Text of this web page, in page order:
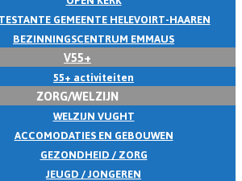
GEMEENTE HELEVOIRT-HAAREN
BEZINNINGSCENTRUM EMMAUS
V55+
55+ activiteiten
ZORG/WELZIJN
WELZIJN VUGHT
ACCOMODATIES EN GEBOUWEN
GEZONDHEID / ZORG
JEUGD / JONGEREN